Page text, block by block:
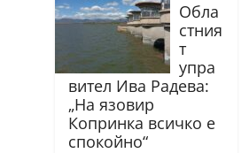
Обла
стния
т
упра
вител Ива Радева:
„На язовир
Копринка всичко е
спокойно“